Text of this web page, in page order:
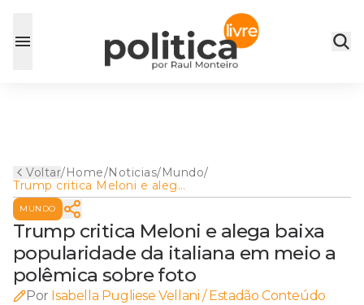
Voltar/Home/Noticias/Mundo/
Trump critica Meloni e alega
baixa popularidade da italiana
em meio a polêmica sobre
foto
MUNDO
Trump critica Meloni e alega baixa
popularidade da italiana em meio a
polêmica sobre foto
Por Isabella Pugliese Vellani / Estadão Conteúdo